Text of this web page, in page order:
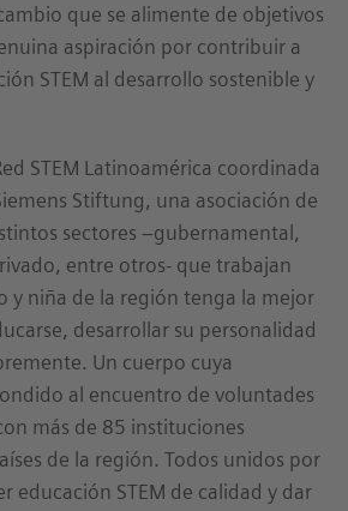
que se alimente de objetivos
aspiración por contribuir a
STEM al desarrollo sostenible y
STEM Latinoamérica coordinada
Stiftung, una asociación de
sectores –gubernamental,
entre otros- que trabajan
y niña de la región tenga la mejor
desarrollar su personalidad
Un cuerpo cuya
al encuentro de voluntades
más de 85 instituciones
de la región. Todos unidos por
educación STEM de calidad y dar